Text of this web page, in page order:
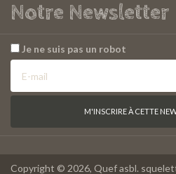
Notre Newsletter
Je ne suis pas un robot
Copyright © 2026, Quef asbl.